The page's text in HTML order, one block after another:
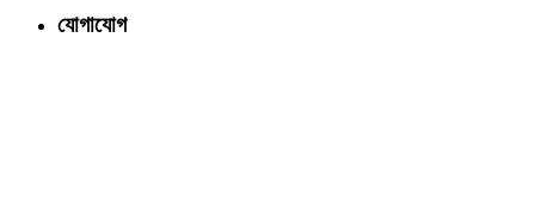
যোগাযোগ